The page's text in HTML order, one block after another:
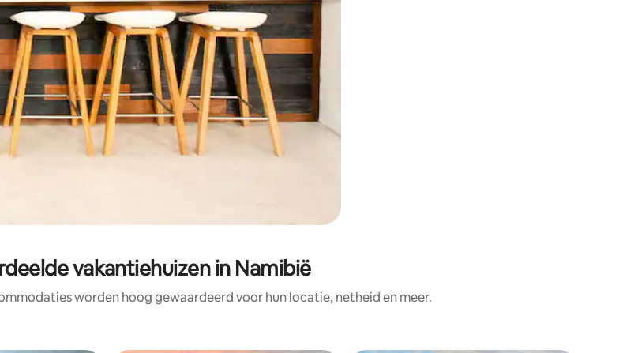
vakantiehuizen in Namibië
worden hoog gewaardeerd voor hun locatie, netheid en meer.